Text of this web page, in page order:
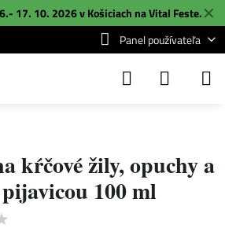
✕
17. 10. 2026 v Košiciach naVital Feste.
Panel používateľa
kŕčové žily, opuchy a
100 ml